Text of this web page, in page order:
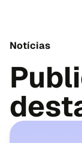
Notícias